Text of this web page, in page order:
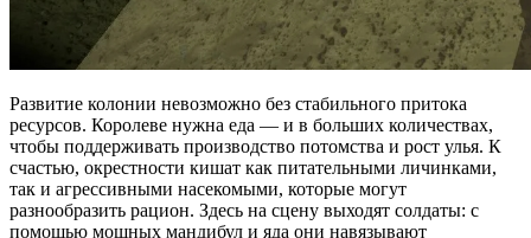
Развитие колонии невозможно без стабильного притока
ресурсов. Королеве нужна еда — и в больших количествах,
чтобы поддерживать производство потомства и рост улья. К
счастью, окрестности кишат как питательными личинками,
так и агрессивными насекомыми, которые могут
разнообразить рацион. Здесь на сцену выходят солдаты: с
помощью мощных мандибул и яда они навязывают